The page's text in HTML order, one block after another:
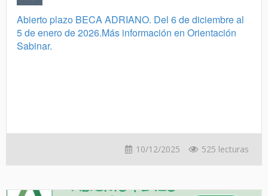
Abierto plazo BECA ADRIANO. Del 6 de diciembre al
5 de enero de 2026.Más información en Orientación
Sabinar.
10/12/2025 525 lecturas